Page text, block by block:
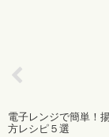
電子レンジで簡単！
方レシピ５選